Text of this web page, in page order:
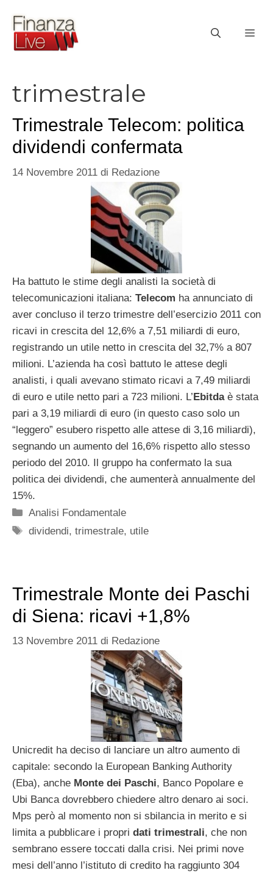
contenuto
trimestrale
Trimestrale Telecom: politica
dividendi confermata
14 Novembre 2011 di Redazione
Ha battuto le stime degli analisti la società di
telecomunicazioni italiana: Telecom ha annunciato di
aver concluso il terzo trimestre dell’esercizio 2011 con
ricavi in crescita del 12,6% a 7,51 miliardi di euro,
registrando un utile netto in crescita del 32,7% a 807
milioni. L’azienda ha così battuto le attese degli
analisti, i quali avevano stimato ricavi a 7,49 miliardi
di euro e utile netto pari a 723 milioni. L’Ebitdaè stata
pari a 3,19 miliardi di euro (in questo caso solo un
“leggero” esubero rispetto alle attese di 3,16 miliardi),
segnando un aumento del 16,6% rispetto allo stesso
periodo del 2010. Il gruppo ha confermato la sua
politica dei dividendi, che aumenterà annualmente del
15%.
Categorie
Analisi Fondamentale
Tag
dividendi,trimestrale, utile
Trimestrale Monte dei Paschi
di Siena: ricavi +1,8%
13 Novembre 2011 di Redazione
Unicredit ha deciso di lanciare un altro aumento di
capitale: secondo la European Banking Authority
(Eba), anche Monte dei Paschi, Banco Popolare e
Ubi Banca dovrebbero chiedere altro denaro ai soci.
Mps però al momento non si sbilancia in merito e si
limita a pubblicare i propri dati trimestrali, che non
sembrano essere toccati dalla crisi. Nei primi nove
mesi dell’anno l’istituto di credito ha raggiunto 304